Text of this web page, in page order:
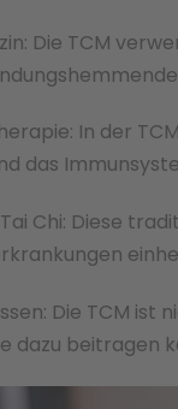
Die TCM
In der
das
Chi: Diese
Die TCM ist
dazu beitragen